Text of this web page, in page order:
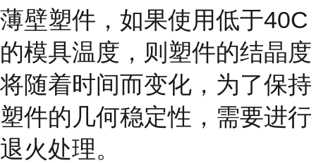
薄壁塑件，如果使用低于40C
的模具温度，则塑件的结晶度
将随着时间而变化，为了保持
塑件的几何稳定性，需要进行
退火处理。